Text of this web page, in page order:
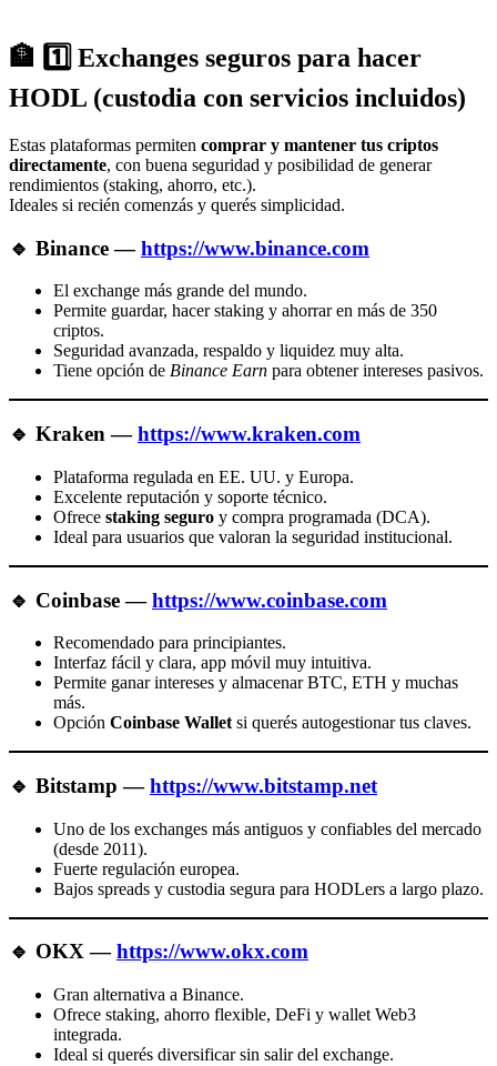
🏦 1️⃣ Exchanges seguros para hacer
HODL (custodia con servicios incluidos)
Estas plataformas permiten comprar y mantener tus criptos
directamente, con buena seguridad y posibilidad de generar
rendimientos (staking, ahorro, etc.).
Ideales si recién comenzás y querés simplicidad.
🔹 Binance—https://www.binance.com
El exchange más grande del mundo.
Permite guardar, hacer staking y ahorrar en más de 350
criptos.
Seguridad avanzada, respaldo y liquidez muy alta.
Tiene opción de Binance Earn para obtener intereses pasivos.
🔹 Kraken —https://www.kraken.com
Plataforma regulada en EE. UU. y Europa.
Excelente reputación y soporte técnico.
Ofrece staking seguro y compra programada (DCA).
Ideal para usuarios que valoran la seguridad institucional.
🔹 Coinbase—https://www.coinbase.com
Recomendado para principiantes.
Interfaz fácil y clara, app móvil muy intuitiva.
Permite ganar intereses y almacenar BTC, ETH y muchas
más.
Opción Coinbase Wallet si querés autogestionar tus claves.
🔹 Bitstamp —https://www.bitstamp.net
Uno de los exchanges más antiguos y confiables del mercado
(desde 2011).
Fuerte regulación europea.
Bajos spreads y custodia segura para HODLers a largo plazo.
🔹 OKX—https://www.okx.com
Gran alternativa a Binance.
Ofrece staking, ahorro flexible, DeFi y wallet Web3
integrada.
Ideal si querés diversificar sin salir del exchange.